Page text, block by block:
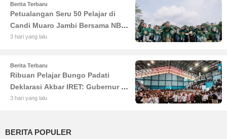
Berita Terbaru
Petualangan Seru 50 Pelajar di
Candi Muaro Jambi Bersama NBT
Coal Group
3 hari yang lalu
Berita Terbaru
Ribuan Pelajar Bungo Padati
Deklarasi Akbar IRET: Gubernur Al
Haris Sentil Bahaya Judi Online
3 hari yang lalu
BERITA POPULER